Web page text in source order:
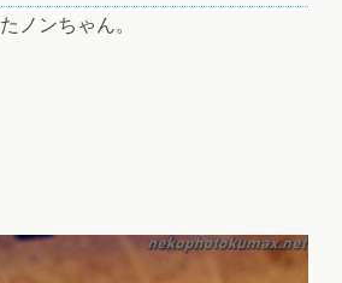
ノンちゃん。